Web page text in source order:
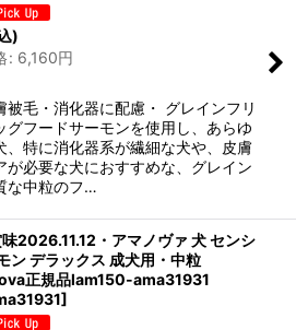
)
: 6,160円
被毛・消化器に配慮・ グレインフリ
グフードサーモンを使用し、あらゆ
、特に消化器系が繊細な犬や、皮膚
が必要な犬におすすめな、グレイン
な中粒のフ…
2026.11.12・アマノヴァ 犬 センシ
ン デラックス 成犬用・中粒
正規品lam150-ama31931
]